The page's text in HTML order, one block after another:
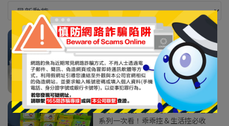
【小編開箱】適膚克林紙軸棉花棒 7
款一次開箱！原來有這麼多種棉花棒
繼續閱讀
【小編開箱】奈森克林 X 乖乖聯名全
系列一次看！乖乖控＆生活控必收